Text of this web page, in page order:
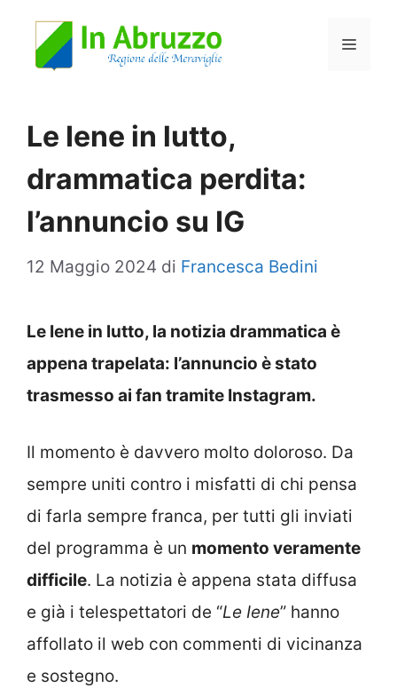
Menu
Le Iene in lutto,
drammatica perdita:
l’annuncio su IG
12 Maggio 2024 di Francesca Bedini
Le Iene in lutto, la notizia drammatica è
appena trapelata: l’annuncio è stato
trasmesso ai fan tramite Instagram.
Il momento è davvero molto doloroso. Da
sempre uniti contro i misfatti di chi pensa
di farla sempre franca, per tutti gli inviati
del programma è un momento veramente
difficile. La notizia è appena stata diffusa
e già i telespettatori de “Le Iene” hanno
affollato il web con commenti di vicinanza
e sostegno.